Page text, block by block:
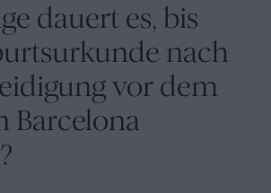
dauert es, bis
nach
vor dem
Barcelona